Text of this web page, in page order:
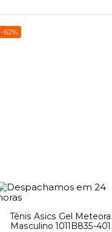
-62%
Tênis Asics Gel Meteora
Masculino 1011B835-401